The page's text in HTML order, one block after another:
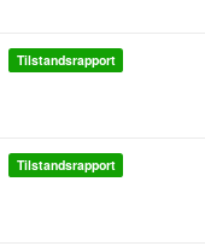
Tilstandsrapport
Tilstandsrapport